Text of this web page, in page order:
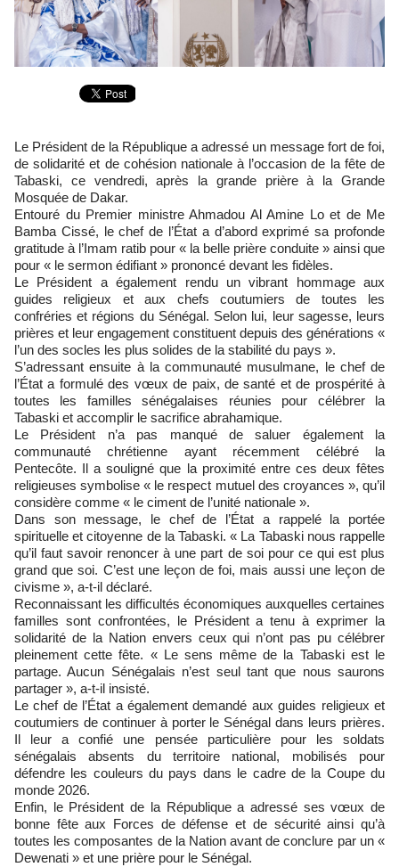
Le Président de la République a adressé un message fort de foi,
de solidarité et de cohésion nationale à l’occasion de la fête de
Tabaski, ce vendredi, après la grande prière à la Grande
Mosquée de Dakar.
Entouré du Premier ministre Ahmadou Al Amine Lo et de Me
Bamba Cissé, le chef de l’État a d’abord exprimé sa profonde
gratitude à l’Imam ratib pour « la belle prière conduite » ainsi que
pour « le sermon édifiant » prononcé devant les fidèles.
Le Président a également rendu un vibrant hommage aux
guides religieux et aux chefs coutumiers de toutes les
confréries et régions du Sénégal. Selon lui, leur sagesse, leurs
prières et leur engagement constituent depuis des générations «
l’un des socles les plus solides de la stabilité du pays ».
S’adressant ensuite à la communauté musulmane, le chef de
l’État a formulé des vœux de paix, de santé et de prospérité à
toutes les familles sénégalaises réunies pour célébrer la
Tabaski et accomplir le sacrifice abrahamique.
Le Président n’a pas manqué de saluer également la
communauté chrétienne ayant récemment célébré la
Pentecôte. Il a souligné que la proximité entre ces deux fêtes
religieuses symbolise « le respect mutuel des croyances », qu’il
considère comme « le ciment de l’unité nationale ».
Dans son message, le chef de l’État a rappelé la portée
spirituelle et citoyenne de la Tabaski. « La Tabaski nous rappelle
qu’il faut savoir renoncer à une part de soi pour ce qui est plus
grand que soi. C’est une leçon de foi, mais aussi une leçon de
civisme », a-t-il déclaré.
Reconnaissant les difficultés économiques auxquelles certaines
familles sont confrontées, le Président a tenu à exprimer la
solidarité de la Nation envers ceux qui n’ont pas pu célébrer
pleinement cette fête. « Le sens même de la Tabaski est le
partage. Aucun Sénégalais n’est seul tant que nous saurons
partager », a-t-il insisté.
Le chef de l’État a également demandé aux guides religieux et
coutumiers de continuer à porter le Sénégal dans leurs prières.
Il leur a confié une pensée particulière pour les soldats
sénégalais absents du territoire national, mobilisés pour
défendre les couleurs du pays dans le cadre de la Coupe du
monde 2026.
Enfin, le Président de la République a adressé ses vœux de
bonne fête aux Forces de défense et de sécurité ainsi qu’à
toutes les composantes de la Nation avant de conclure par un «
Dewenati » et une prière pour le Sénégal.